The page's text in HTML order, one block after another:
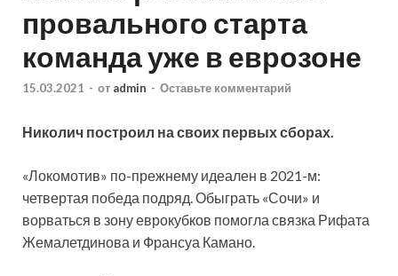
провального старта
команда уже в еврозоне
15.03.2021 - от admin - Оставьте комментарий
Николич построил на своих первых сборах.
«Локомотив» по-прежнему идеален в 2021-м:
четвертая победа подряд. Обыграть «Сочи» и
ворваться в зону еврокубков помогла связка Рифата
Жемалетдинова и Франсуа Камано.